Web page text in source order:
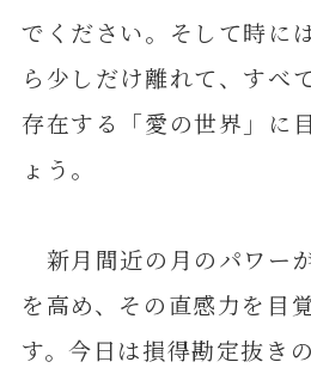
でください。そして時に
ら少しだけ離れて、すべ
存在する「愛の世界」に
ょう。
新月間近の月のパワー
を高め、その直感力を目
す。今日は損得勘定抜き